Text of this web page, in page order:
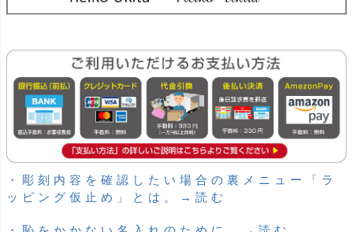
・彫刻内容を確認したい場合の裏メニュー「ラ
ッピング仮止め」とは。→読む